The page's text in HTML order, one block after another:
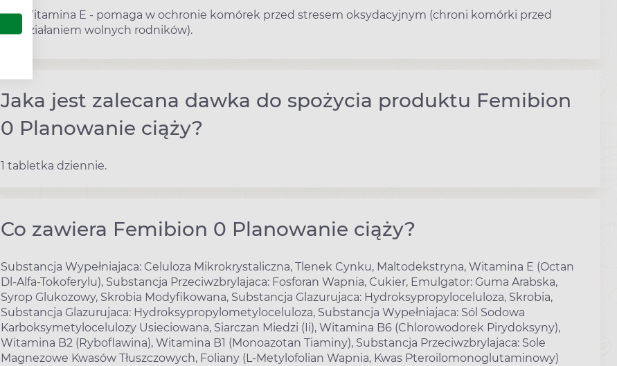
Witamina E - pomaga w ochronie komórek przed stresem oksydacyjnym (chroni komórki przed
działaniem wolnych rodników).
Jaka jest zalecana dawka do spożycia produktu Femibion
0 Planowanie ciąży?
1 tabletka dziennie.
Co zawiera Femibion 0 Planowanie ciąży?
Substancja Wypełniajaca: Celuloza Mikrokrystaliczna, Tlenek Cynku, Maltodekstryna, Witamina E (Octan
Dl-Alfa-Tokoferylu), Substancja Przeciwzbrylajaca: Fosforan Wapnia, Cukier, Emulgator: Guma Arabska,
Syrop Glukozowy, Skrobia Modyfikowana, Substancja Glazurujaca: Hydroksypropyloceluloza, Skrobia,
Substancja Glazurujaca: Hydroksypropylometyloceluloza, Substancja Wypełniajaca: Sól Sodowa
Karboksymetylocelulozy Usieciowana, Siarczan Miedzi (Ii), Witamina B6 (Chlorowodorek Pirydoksyny),
Witamina B2 (Ryboflawina), Witamina B1 (Monoazotan Tiaminy), Substancja Przeciwzbrylajaca: Sole
Magnezowe Kwasów Tłuszczowych, Foliany (L-Metylofolian Wapnia, Kwas Pteroilomonoglutaminowy)